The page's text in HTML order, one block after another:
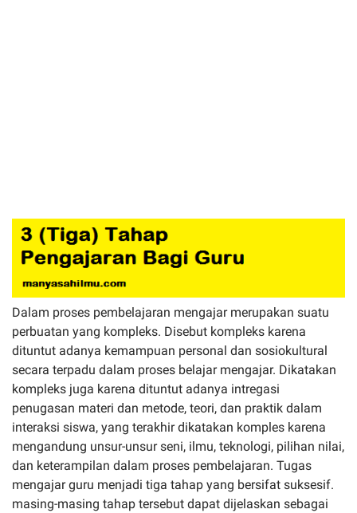
Dalam proses pembelajaran mengajar merupakan suatu
perbuatan yang kompleks. Disebut kompleks karena
dituntut adanya kemampuan personal dan sosiokultural
secara terpadu dalam proses belajar mengajar. Dikatakan
kompleks juga karena dituntut adanya intregasi
penugasan materi dan metode, teori, dan praktik dalam
interaksi siswa, yang terakhir dikatakan komples karena
mengandung unsur-unsur seni, ilmu, teknologi, pilihan nilai,
dan keterampilan dalam proses pembelajaran. Tugas
mengajar guru menjadi tiga tahap yang bersifat suksesif.
masing-masing tahap tersebut dapat dijelaskan sebagai